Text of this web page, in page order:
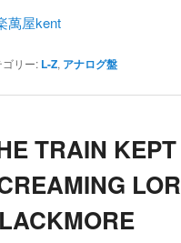
萬屋kent
ゴリー: L-Z, アナログ盤
TRAIN